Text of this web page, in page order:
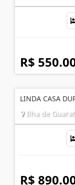
R$
LINDA CASA
Ilha de
R$